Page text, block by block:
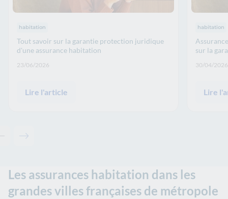
Thématiques : :
habitation
Tout savoir sur la garantie protection juridique
d'une assurance habitation
Date de publication: :
23/06/2026
Lire l'article
habitation
sur la
Date de
30/04/2026
Lire
Contenu précédent - Articles associés
Contenu suivant - Articles associés
Les assurances habitation dans les
grandes villes françaises de métropole